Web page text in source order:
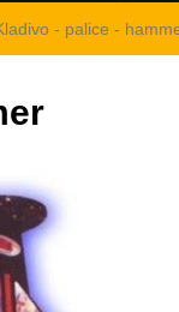
- palice -